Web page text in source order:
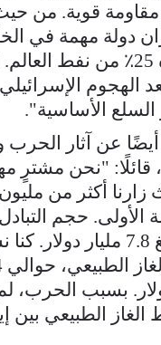
قوية. من حيث
دولة مهمة في
الذي يمر عبره 25٪ من نفط
الهجوم
السلع الأساسية".
عن آثار الحرب
قائلًا: "نحن مشترٍ
زارنا أكثر من
الأولى. حجم
بيننا وإيران يبلغ 7.8 مليار
دولار. بسبب الحرب،
الطبيعي بين